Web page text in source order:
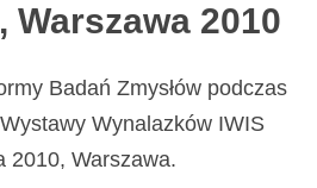
Warszawa 2010
Badań Zmysłów podczas
Wynalazków IWIS
2010, Warszawa.